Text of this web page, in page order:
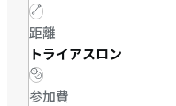
距離
トライアスロン
参加費